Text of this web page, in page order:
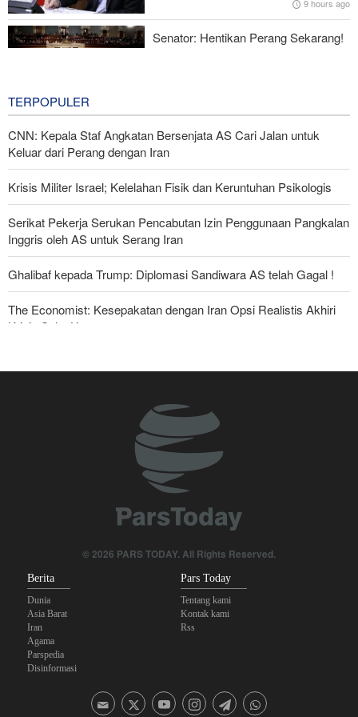
Menhan Pakistan: Persatuan Negara-negara Islam dalam
Melawan Zionis Urgen
9 hours ago
Senator: Hentikan Perang Sekarang!
TERPOPULER
CNN: Kepala Staf Angkatan Bersenjata AS Cari Jalan untuk
Keluar dari Perang dengan Iran
Krisis Militer Israel; Kelelahan Fisik dan Keruntuhan Psikologis
Serikat Pekerja Serukan Pencabutan Izin Penggunaan Pangkalan
Inggris oleh AS untuk Serang Iran
Ghalibaf kepada Trump: Diplomasi Sandiwara AS telah Gagal !
The Economist: Kesepakatan dengan Iran Opsi Realistis Akhiri
Krisis Selat Hormuz
dengan Rudal Balistik dan Drone
Hulu Ledak Manuver dan Antena Anti-Jamming: Lonjakan
Kualitatif Rudal Kheibar Shekan
Anggota Kongres AS Khawatirkan Dampak Menipisnya Rudal
Amerika Hadapi Iran© 2026 PARS TODAY. All Rights Reserved.
Berita
Dunia
Asia Barat
Iran
Agama
Parspedia
Disinformasi
Pars Today
Tentang kami
Kontak kami
Rss